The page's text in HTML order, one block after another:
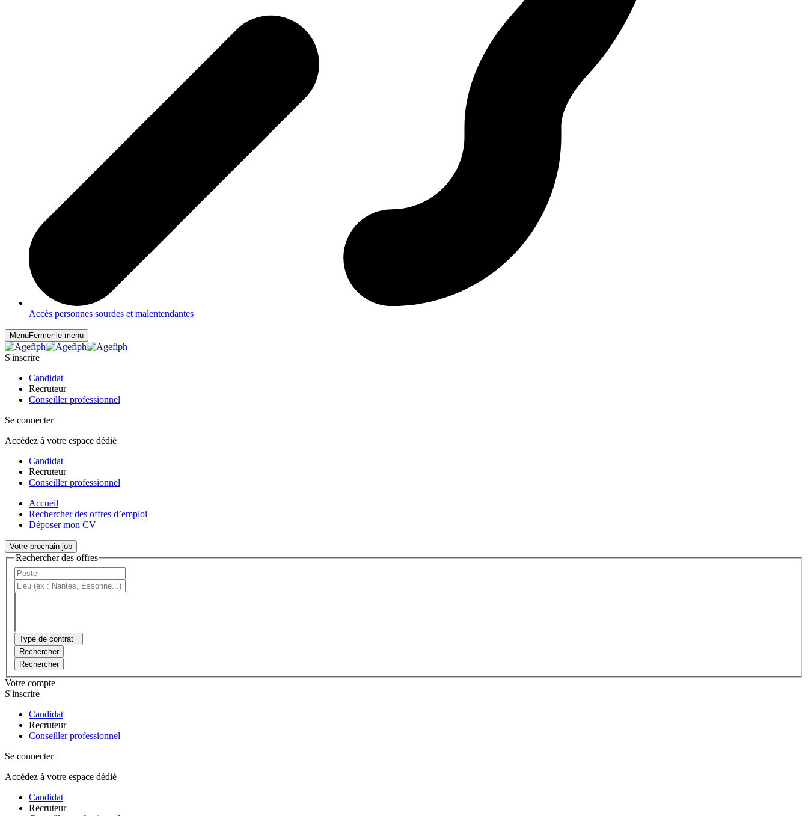
Accès personnes sourdes et malentendantes
MenuFermer le menu
S'inscrire
Candidat
Recruteur
Conseiller professionnel
Se connecter
Accédez à votre espace dédié
Candidat
Recruteur
Conseiller professionnel
Accueil
Rechercher des offres d’emploi
Déposer mon CV
Votre prochain job
Rechercher des offres
Type de contrat
Rechercher
Rechercher
Votre compte
S'inscrire
Candidat
Recruteur
Conseiller professionnel
Se connecter
Accédez à votre espace dédié
Candidat
Recruteur